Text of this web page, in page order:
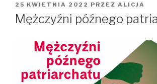
OPUBLIKOWANE
W
25 KWIETNIA 2022 PRZEZ ALICJA
Mężczyźni późnego